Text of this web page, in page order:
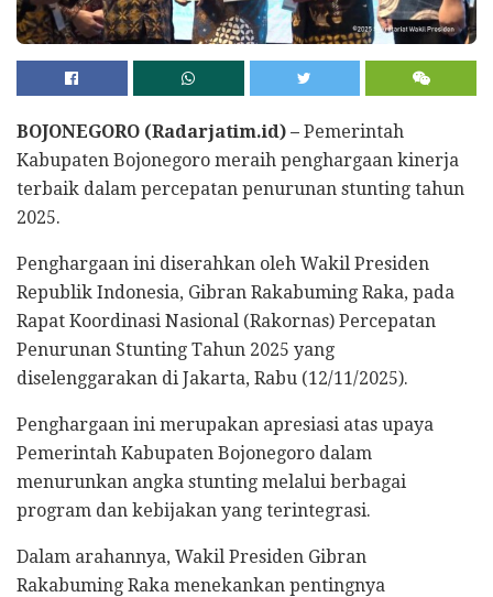
BOJONEGORO (Radarjatim.id) – Pemerintah
Kabupaten Bojonegoro meraih penghargaan kinerja
terbaik dalam percepatan penurunan stunting tahun
2025.
Penghargaan ini diserahkan oleh Wakil Presiden
Republik Indonesia, Gibran Rakabuming Raka, pada
Rapat Koordinasi Nasional (Rakornas) Percepatan
Penurunan Stunting Tahun 2025 yang
diselenggarakan di Jakarta, Rabu (12/11/2025).
Penghargaan ini merupakan apresiasi atas upaya
Pemerintah Kabupaten Bojonegoro dalam
menurunkan angka stunting melalui berbagai
program dan kebijakan yang terintegrasi.
Dalam arahannya, Wakil Presiden Gibran
Rakabuming Raka menekankan pentingnya